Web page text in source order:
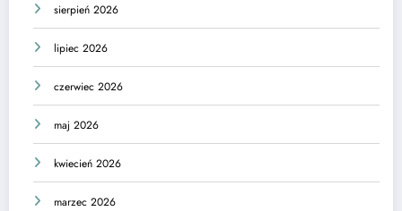
sierpień 2026
lipiec 2026
czerwiec 2026
maj 2026
kwiecień 2026
marzec 2026